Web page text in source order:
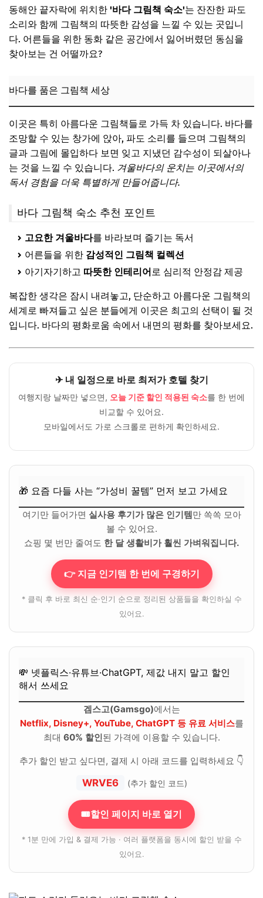
동해안 끝자락에 위치한 '바다 그림책 숙소'는 잔잔한 파도
소리와 함께 그림책의 따뜻한 감성을 느낄 수 있는 곳입니
다. 어른들을 위한 동화 같은 공간에서 잃어버렸던 동심을
찾아보는 건 어떨까요?
바다를 품은 그림책 세상
이곳은 특히 아름다운 그림책들로 가득 차 있습니다. 바다를
조망할 수 있는 창가에 앉아, 파도 소리를 들으며 그림책의
글과 그림에 몰입하다 보면 잊고 지냈던 감수성이 되살아나
는 것을 느낄 수 있습니다. 겨울바다의 운치는 이곳에서의
독서 경험을 더욱 특별하게 만들어줍니다.
바다 그림책 숙소 추천 포인트
고요한 겨울바다를 바라보며 즐기는 독서
어른들을 위한 감성적인 그림책 컬렉션
아기자기하고 따뜻한 인테리어로 심리적 안정감 제공
복잡한 생각은 잠시 내려놓고, 단순하고 아름다운 그림책의
세계로 빠져들고 싶은 분들에게 이곳은 최고의 선택이 될 것
입니다. 바다의 평화로움 속에서 내면의 평화를 찾아보세요.
✈ 내 일정으로 바로 최저가 호텔 찾기
여행지랑 날짜만 넣으면, 오늘 기준 할인 적용된 숙소를 한 번에
비교할 수 있어요.
모바일에서도 가로 스크롤로 편하게 확인하세요.
🎁 요즘 다들 사는 “가성비 꿀템” 먼저 보고 가세요
여기만 들어가면 실사용 후기가 많은 인기템만 쏙쏙 모아
볼 수 있어요.
쇼핑 몇 번만 줄여도 한 달 생활비가 훨씬 가벼워집니다.
👉 지금 인기템 한 번에 구경하기
* 클릭 후 바로 최신 순·인기 순으로 정리된 상품들을 확인하실 수
있어요.
💸 넷플릭스·유튜브·ChatGPT, 제값 내지 말고 할인
해서 쓰세요
겜스고(Gamsgo)에서는
Netflix, Disney+, YouTube, ChatGPT 등 유료 서비스를
최대 60% 할인된 가격에 이용할 수 있습니다.
추가 할인 받고 싶다면, 결제 시 아래 코드를 입력하세요 👇
WRVE6 (추가 할인 코드)
🎟할인 페이지 바로 열기
* 1분 만에 가입 & 결제 가능 · 여러 플랫폼을 동시에 할인 받을 수
있어요.